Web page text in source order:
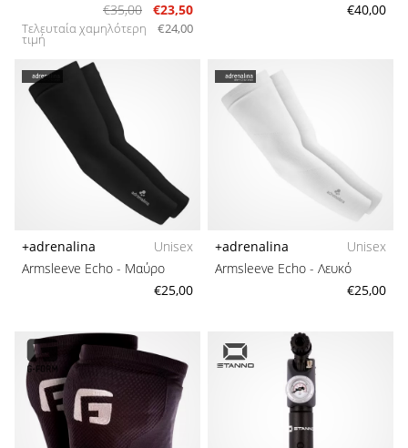
€35,00
€23,50
Τελευταία χαμηλότερη
τιμή
€24,00
€40,00
+adrenalina
Unisex
Armsleeve Echo - Μαύρο
€25,00
+adrenalina
Unisex
Armsleeve Echo - Λευκό
€25,00